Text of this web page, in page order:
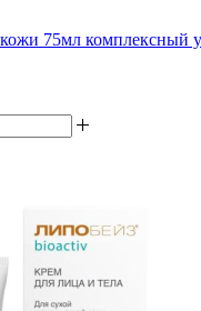
75мл комплексный